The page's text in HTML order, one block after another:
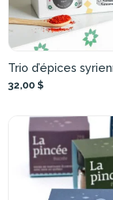
Trio d’épices
32,00 $